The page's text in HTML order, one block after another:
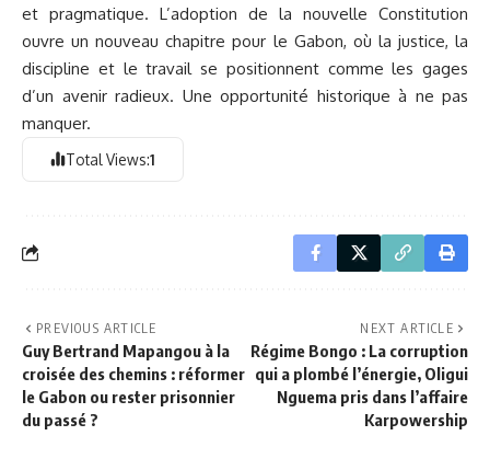
et pragmatique. L’adoption de la nouvelle Constitution
ouvre un nouveau chapitre pour le Gabon, où la justice, la
discipline et le travail se positionnent comme les gages
d’un avenir radieux. Une opportunité historique à ne pas
manquer.
Total Views:1
PREVIOUS ARTICLE
Guy Bertrand Mapangou à la
croisée des chemins : réformer
le Gabon ou rester prisonnier
du passé ?
NEXT ARTICLE
Régime Bongo : La corruption
qui a plombé l’énergie, Oligui
Nguema pris dans l’affaire
Karpowership